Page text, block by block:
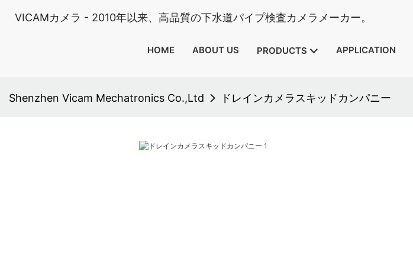
VICAMカメラ - 2010年以来、高品質の下水道パイプ検査カメラメーカー。
HOME ABOUT US PRODUCTS APPLICATION
Shenzhen Vicam Mechatronics Co.,Ltd ドレインカメラスキッドカンパニー